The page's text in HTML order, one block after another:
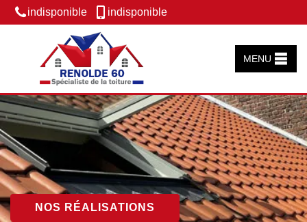
indisponible indisponible
MENU
NOS RÉALISATIONS